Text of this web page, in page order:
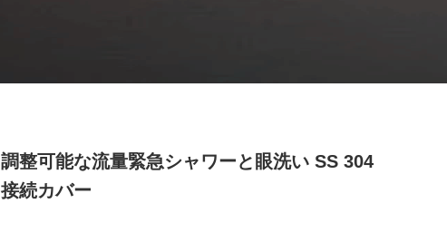
調整可能な流量緊急シャワーと眼洗い SS 304
接続カバー